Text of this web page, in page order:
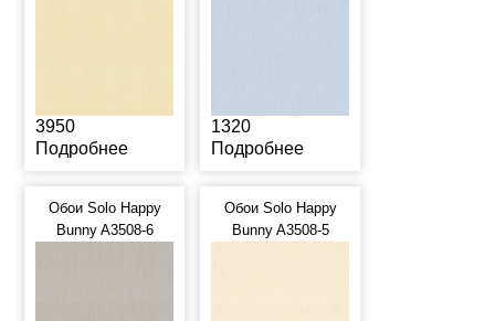
3950
Подробнее
1320
Подробнее
Обои Solo Happy
Bunny A3508-6
Обои Solo Happy
Bunny A3508-5